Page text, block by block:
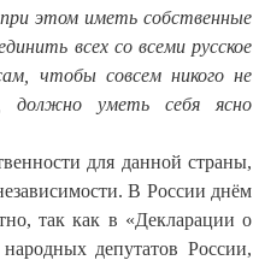
этом иметь собственные
всех со всеми русское
чтобы совсем никого не
уметь себя ясно
для данной страны,
В России днём
так как в «Декларации о
депутатов России,